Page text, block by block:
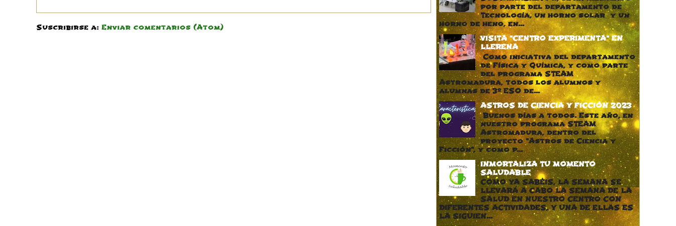
Suscribirse a: Enviar comentarios (Atom)
por parte del departamento de
Tecnología, un horno solar y un
horno de heno, en...
VISITA "CENTRO EXPERIMENTA" EN
LLERENA
Como iniciativa del departamento
de Física y Química, y como parte
del programa STEAM
Astromadura, todos los alumnos y
alumnas de 3º ESO de...
ASTROS DE CIENCIA Y FICCIÓN 2023
Buenos días a todos. Este año, en
nuestro programa STEAM
Astromadura, dentro del
proyecto "Astros de Ciencia y
Ficción", y como p...
INMORTALIZA TU MOMENTO
SALUDABLE
COMO YA SABÉIS, LA SEMANA SE
LLEVARÁ A CABO LA SEMANA DE LA
SALUD EN NUESTRO CENTRO CON
DIFERENTES ACTIVIDADES, Y UNA DE ELLAS ES
LA SIGUIEN...